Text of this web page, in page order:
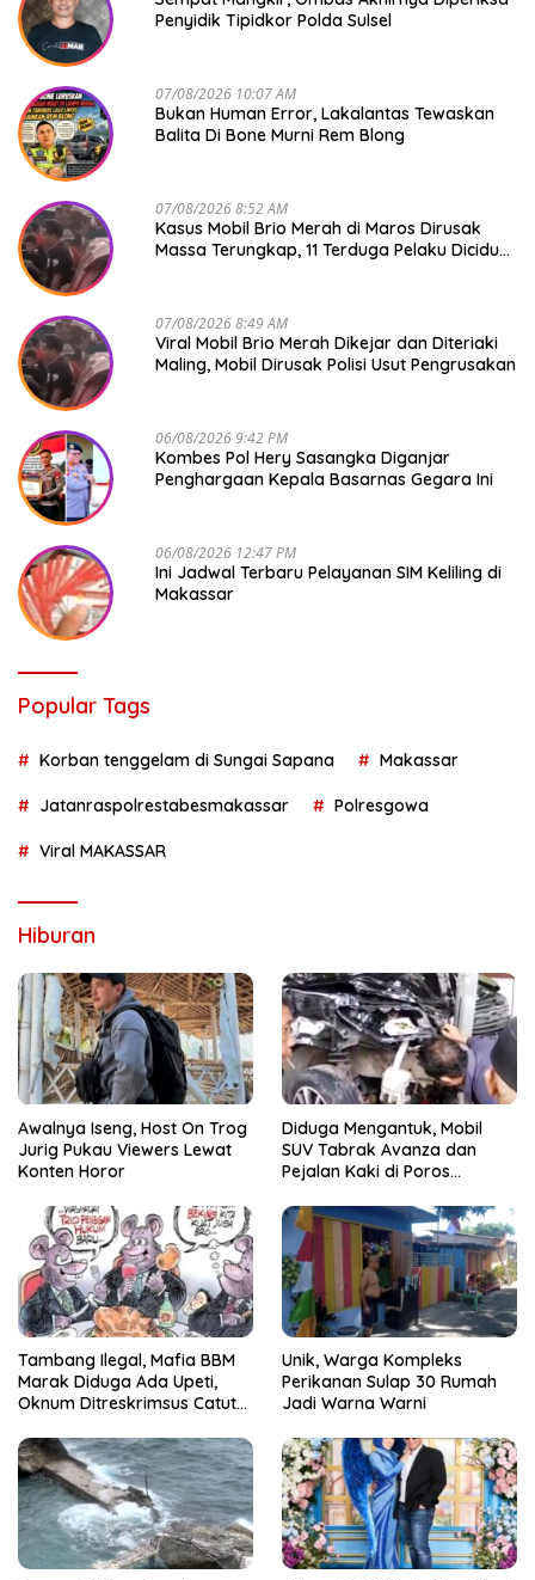
Penyidik Tipidkor Polda Sulsel
07/08/2026 10:07 AM
Bukan Human Error, Lakalantas Tewaskan
Balita Di Bone Murni Rem Blong
07/08/2026 8:52 AM
Kasus Mobil Brio Merah di Maros Dirusak
Massa Terungkap, 11 Terduga Pelaku Diciduk
07/08/2026 8:49 AM
Viral Mobil Brio Merah Dikejar dan Diteriaki
Maling, Mobil Dirusak Polisi Usut Pengrusakan
06/08/2026 9:42 PM
Kombes Pol Hery Sasangka Diganjar
Penghargaan Kepala Basarnas Gegara Ini
06/08/2026 12:47 PM
Ini Jadwal Terbaru Pelayanan SIM Keliling di
Makassar
Popular Tags
Korban tenggelam di Sungai Sapana Makassar
Jatanraspolrestabesmakassar Polresgowa
Viral MAKASSAR
Hiburan
Awalnya Iseng, Host On Trog
Jurig Pukau Viewers Lewat
Konten Horor
Diduga Mengantuk, Mobil
SUV Tabrak Avanza dan
Pejalan Kaki di Poros
Tambang Ilegal, Mafia BBM
Marak Diduga Ada Upeti,
Oknum Ditreskrimsus Catut
Unik, Warga Kompleks
Perikanan Sulap 30 Rumah
Jadi Warna Warni